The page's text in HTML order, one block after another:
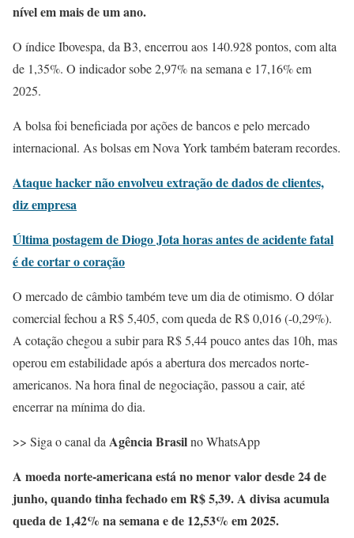
nível em mais de um ano.
O índice Ibovespa, da B3, encerrou aos 140.928 pontos, com alta
de 1,35%. O indicador sobe 2,97% na semana e 17,16% em
2025.
A bolsa foi beneficiada por ações de bancos e pelo mercado
internacional. As bolsas em Nova York também bateram recordes.
Ataque hacker não envolveu extração de dados de clientes,
diz empresa
Última postagem de Diogo Jota horas antes de acidente fatal
é de cortar o coração
O mercado de câmbio também teve um dia de otimismo. O dólar
comercial fechou a R$ 5,405, com queda de R$ 0,016 (-0,29%).
A cotação chegou a subir para R$ 5,44 pouco antes das 10h, mas
operou em estabilidade após a abertura dos mercados norte-
americanos. Na hora final de negociação, passou a cair, até
encerrar na mínima do dia.
>> Siga o canal da Agência Brasilno WhatsApp
A moeda norte-americana está no menor valor desde 24 de
junho, quando tinha fechado em R$ 5,39. A divisa acumula
queda de 1,42% na semana e de 12,53% em 2025.